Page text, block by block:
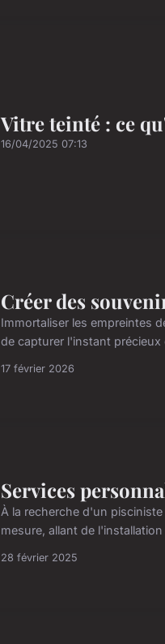
Vitre teinté : ce
16/04/2025 07:13
Créer des
Immortaliser les empreintes
de capturer l'instant précieux
17 février 2026
Services
À la recherche d'un
mesure, allant de
28 février 2025